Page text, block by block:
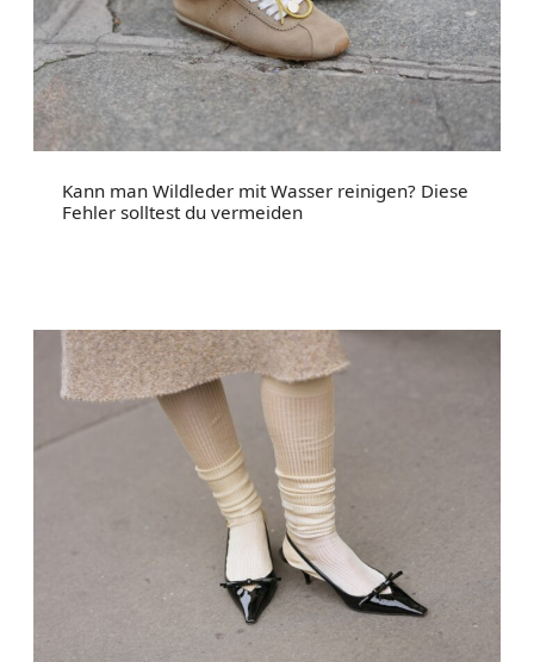
Kann man Wildleder mit Wasser reinigen? Diese
Fehler solltest du vermeiden